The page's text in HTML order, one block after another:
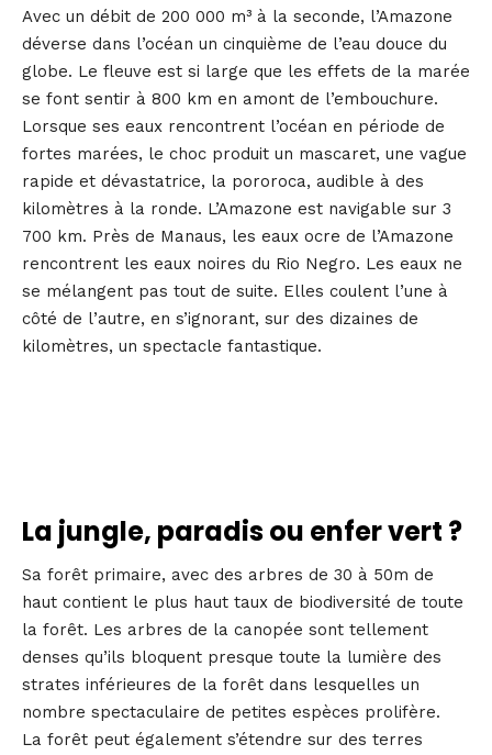
Avec un débit de 200 000 m³ à la seconde, l’Amazone
déverse dans l’océan un cinquième de l’eau douce du
globe. Le fleuve est si large que les effets de la marée
se font sentir à 800 km en amont de l’embouchure.
Lorsque ses eaux rencontrent l’océan en période de
fortes marées, le choc produit un mascaret, une vague
rapide et dévastatrice, la pororoca, audible à des
kilomètres à la ronde. L’Amazone est navigable sur 3
700 km. Près de Manaus, les eaux ocre de l’Amazone
rencontrent les eaux noires du Rio Negro. Les eaux ne
se mélangent pas tout de suite. Elles coulent l’une à
côté de l’autre, en s’ignorant, sur des dizaines de
kilomètres, un spectacle fantastique.
La jungle, paradis ou enfer vert ?
Sa forêt primaire, avec des arbres de 30 à 50m de
haut contient le plus haut taux de biodiversité de toute
la forêt. Les arbres de la canopée sont tellement
denses qu’ils bloquent presque toute la lumière des
strates inférieures de la forêt dans lesquelles un
nombre spectaculaire de petites espèces prolifère.
La forêt peut également s’étendre sur des terres